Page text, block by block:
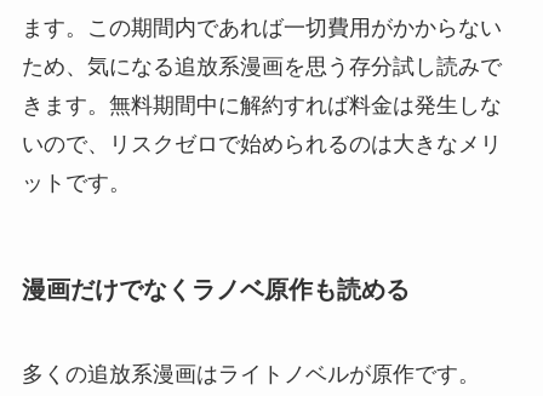
ます。この期間内であれば一切費用がかからない
ため、気になる追放系漫画を思う存分試し読みで
きます。無料期間中に解約すれば料金は発生しな
いので、リスクゼロで始められるのは大きなメリ
ットです。
漫画だけでなくラノベ原作も読める
多くの追放系漫画はライトノベルが原作です。